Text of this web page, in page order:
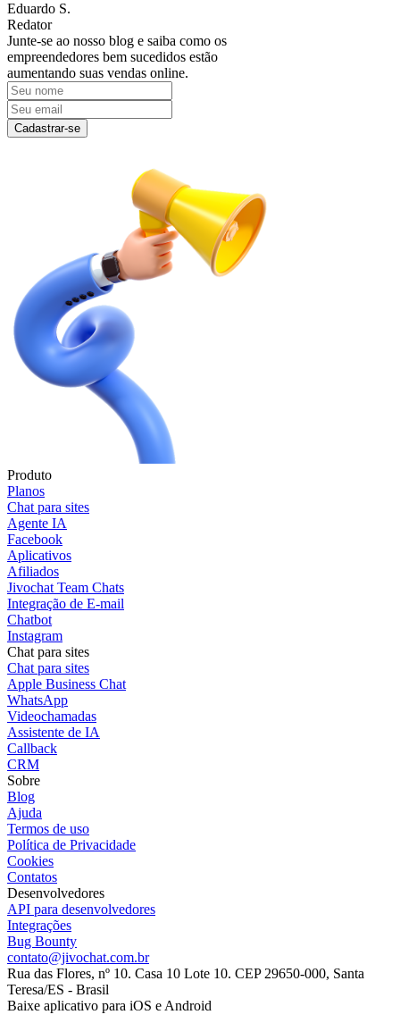
Eduardo S.
Redator
Junte-se ao nosso blog e saiba como os
empreendedores bem sucedidos estão
aumentando suas vendas online.
Cadastrar-se
Produto
Planos
Chat para sites
Agente IA
Facebook
Aplicativos
Afiliados
Jivochat Team Chats
Integração de E-mail
Chatbot
Instagram
Chat para sites
Chat para sites
Apple Business Chat
WhatsApp
Videochamadas
Assistente de IA
Callback
CRM
Sobre
Blog
Ajuda
Termos de uso
Política de Privacidade
Cookies
Contatos
Desenvolvedores
API para desenvolvedores
Integrações
Bug Bounty
contato@jivochat.com.br
Rua das Flores, nº 10. Casa 10 Lote 10. CEP 29650-000, Santa
Teresa/ES - Brasil
Baixe aplicativo para iOS e Android